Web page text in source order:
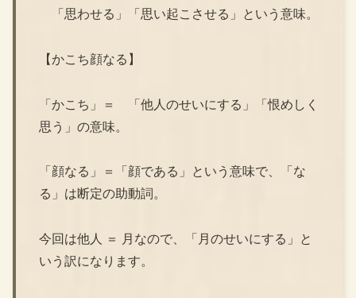
「思わせる」「思い起こさせる」という意味。
【かこち顔なる】
「かこち」＝ 「他人のせいにする」「恨めしく
思う」の意味。
「顔なる」＝「顔である」という意味で、「な
る」は断定の助動詞。
今回は他人 ＝ 月なので、「月のせいにする」と
いう訳になります。